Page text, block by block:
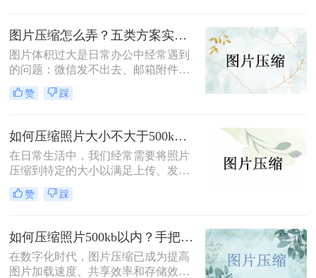
时保持较高的图片质量。
图片压缩怎么弄？五类方案实测对比，一张表看懂怎么选！
图片体积过大是日常办公中经常遇到
的问题：微信发不出去、邮箱附件超
限、网页上传被拒、本地存储吃紧。
不同压缩方法在压缩率、画质损失、
可能导致图片模糊到无法使用，或者
压缩后体积几乎没变。
赞 踩
如何压缩照片大小不大于500k？学会这2种压缩方法轻松解决！
在日常生活中，我们经常需要将照片
压缩到特定的大小以满足上传、发送
或存储的需求。那么如何压缩照片大
小不大于500k呢？本文将介绍两种将
方法。
赞 踩
如何压缩照片500kb以内？手把手教你4个压缩方法！
在数字化时代，图片压缩已成为提高
图片加载速度、共享效率和存储效率